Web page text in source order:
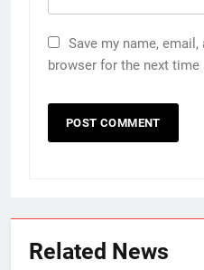
Save my name,
browser for the next time
Related News